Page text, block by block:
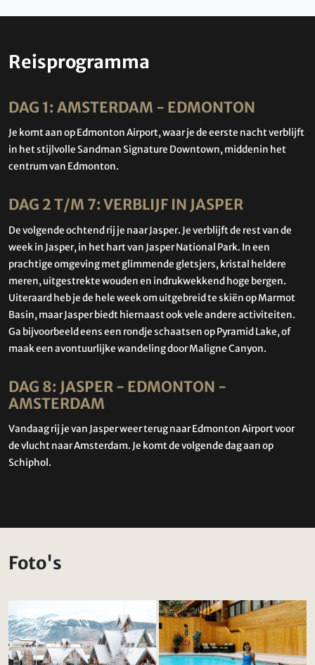
Reisprogramma
DAG 1: AMSTERDAM - EDMONTON
Je komt aan op Edmonton Airport, waar je de eerste nacht verblijft
in het stijlvolle Sandman Signature Downtown, middenin het
centrum van Edmonton.
DAG 2 T/M 7: VERBLIJF IN JASPER
De volgende ochtend rij je naar Jasper. Je verblijft de rest van de
week in Jasper, in het hart van Jasper National Park. In een
prachtige omgeving met glimmende gletsjers, kristal heldere
meren, uitgestrekte wouden en indrukwekkend hoge bergen.
Uiteraard heb je de hele week om uitgebreid te skiën op Marmot
Basin, maar Jasper biedt hiernaast ook vele andere activiteiten.
Ga bijvoorbeeld eens een rondje schaatsen op Pyramid Lake, of
maak een avontuurlijke wandeling door Maligne Canyon.
DAG 8: JASPER - EDMONTON -
AMSTERDAM
Vandaag rij je van Jasper weer terug naar Edmonton Airport voor
de vlucht naar Amsterdam. Je komt de volgende dag aan op
Schiphol.
Foto's